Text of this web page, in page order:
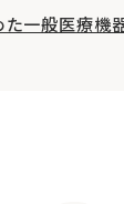
一般医療機